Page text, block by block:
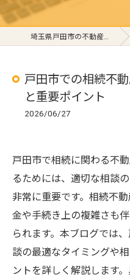
埼玉県戸田市の不動産ならオルテ地所開発株式会社
戸田市での相続不
と重要ポイント
2026/06/27
戸田市で相続に関わる不
るためには、適切な相談
非常に重要です。相続不
金や手続き上の複雑さも
られます。本ブログでは
談の最適なタイミングや
ントを詳しく解説します